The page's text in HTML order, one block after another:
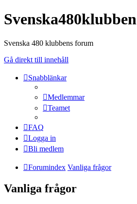
Svenska480klubben
Svenska 480 klubbens forum
Gå direkt till innehåll
Snabblänkar
Medlemmar
Teamet
FAQ
Logga in
Bli medlem
Forumindex Vanliga frågor
Vanliga frågor